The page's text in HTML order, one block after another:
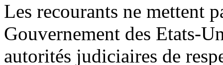
Les recourants ne mettent
Gouvernement des Etats-
autorités judiciaires de